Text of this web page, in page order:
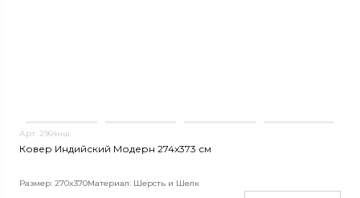
Арт. 2964нш
Ковер Индийский Модерн 274x373 см
Размер: 270x370Материал: Шерсть и Шелк